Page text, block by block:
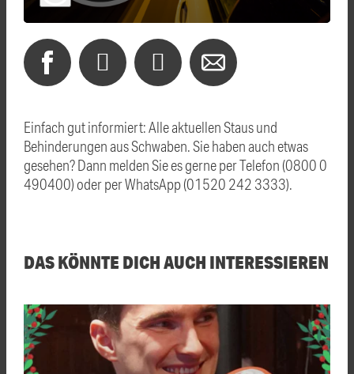
Einfach gut informiert: Alle aktuellen Staus und
Behinderungen aus Schwaben. Sie haben auch etwas
gesehen? Dann melden Sie es gerne per Telefon (0800 0
490400) oder per WhatsApp (01520 242 3333).
DAS KÖNNTE DICH AUCH INTERESSIEREN